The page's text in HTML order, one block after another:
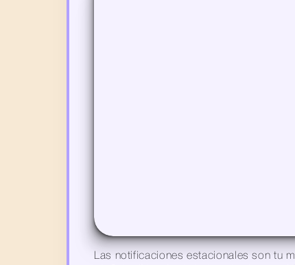
Las notificaciones estacionales son tu